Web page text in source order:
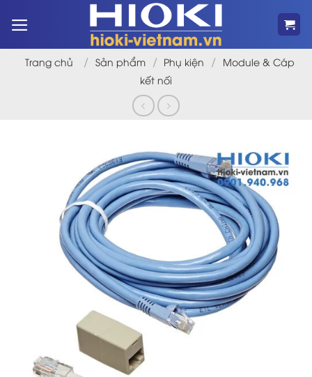
qua
dungTrang chủ / Sản phẩm / Phụ kiện /
Module & Cáp
kết nối